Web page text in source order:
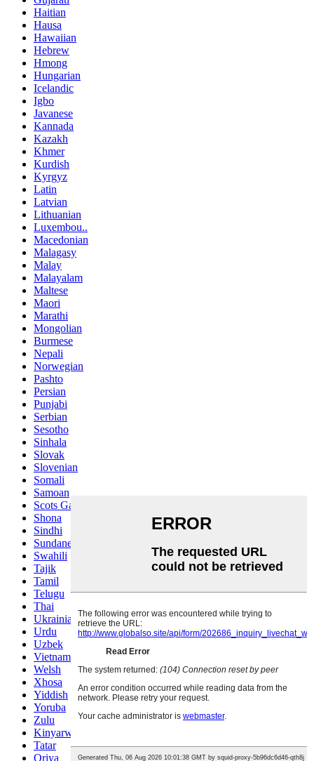
Haitian
Hausa
Hawaiian
Hebrew
Hmong
Hungarian
Icelandic
Igbo
Javanese
Kannada
Kazakh
Khmer
Kurdish
Kyrgyz
Latin
Latvian
Lithuanian
Luxembou..
Macedonian
Malagasy
Malay
Malayalam
Maltese
Maori
Marathi
Mongolian
Burmese
Nepali
Norwegian
Pashto
Persian
Punjabi
Serbian
Sesotho
Sinhala
Slovak
Slovenian
Somali
Samoan
Scots Gaelic
Shona
Sindhi
Sundanese
Swahili
Tajik
Tamil
Telugu
Thai
Ukrainian
Urdu
Uzbek
Vietnamese
Welsh
Xhosa
Yiddish
Yoruba
Zulu
Kinyarwanda
Tatar
Oriya